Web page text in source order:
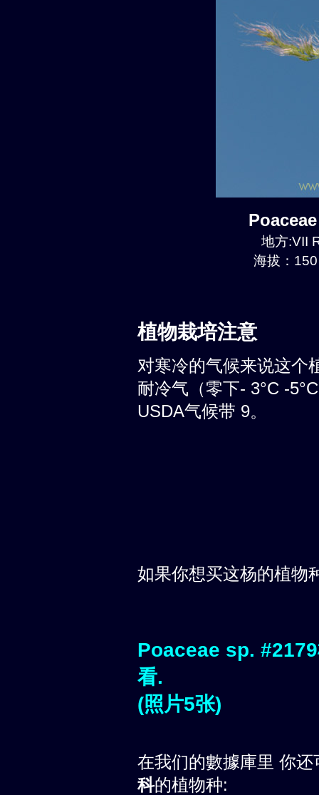
地方:VII
海拔：
植物栽培注意
对寒冷的气候来说这个
耐冷气（零下- 3°C -
USDA气候带 9。
如果你想买这杨的植物
Poaceae sp.
看.
(照片5张)
在我们的數據庫里 你
科的植物种: